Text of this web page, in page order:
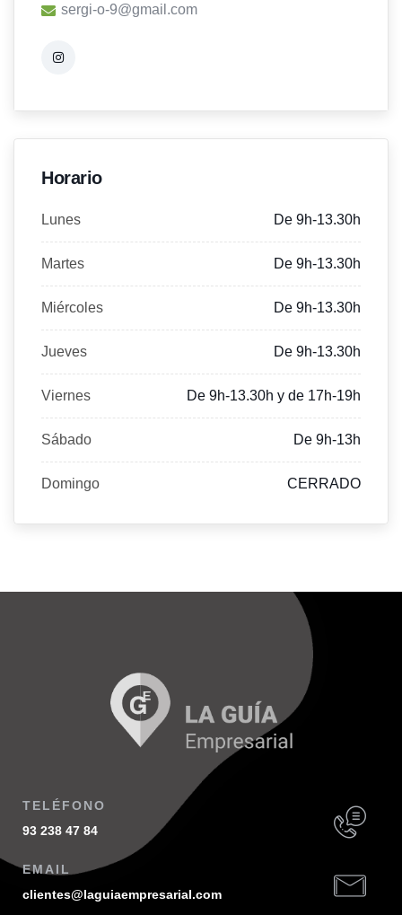
sergi-o-9@gmail.com
Horario
Lunes De 9h-13.30h
Martes De 9h-13.30h
Miércoles De 9h-13.30h
Jueves De 9h-13.30h
Viernes De 9h-13.30h y de 17h-19h
Sábado De 9h-13h
Domingo CERRADO
TELÉFONO
93 238 47 84
EMAIL
clientes@laguiaempresarial.com